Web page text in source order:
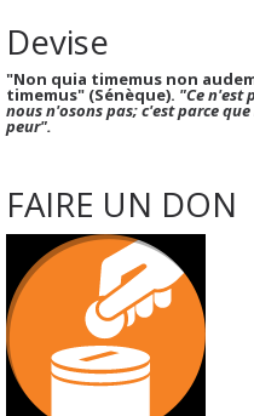
Devise
"Non quia timemus non
timemus" (Sénèque). "Ce n'est
nous n'osons pas; c'est parce
peur".
FAIRE UN DON